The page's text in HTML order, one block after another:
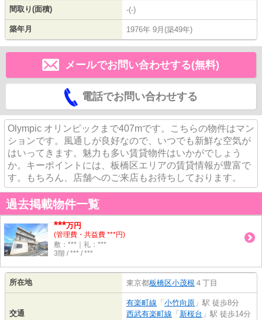
間取り(面積) -(-)
築年月 1976年 9月(築49年)
メールでお問い合わせする(無料)
電話でお問い合わせする
Olympic オリンピックまで407mです。こちらの物件はマン
ションです。風通しが良好なので、いつでも新鮮な空気が
はいってきます。魅力も多い賃貸物件はいかがでしょう
か。キーポイントには、板橋区エリアの賃貸情報が豊富で
す。もちろん、店舗へのご来店もお待ちしております。
過去掲載物件一覧
***万円
(管理費・共益費 ***円)
敷：***｜礼：***
3階 / *** / ***
所在地 東京都板橋区小茂根 ４丁目
交通
有楽町線 「 小竹向原 」駅 徒歩8分
西武有楽町線 「 新桜台 」駅 徒歩14分